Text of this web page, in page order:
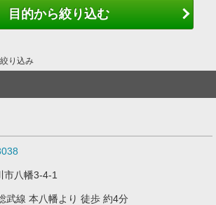
目的から絞り込む
り込み
市八幡3-4-1
武線 本八幡より 徒歩 約4分